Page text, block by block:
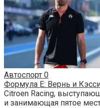
Автоспорт 0
Формула Е: Вернь и
Citroen Racing,
и занимающая пятое